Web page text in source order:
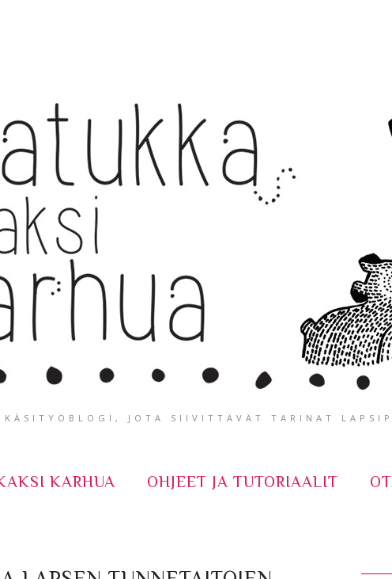
KÄSITYÖBLOGI, JOTA SIIVITTÄVÄT TARINAT
KARHUA OHJEET JA TUTORIAALIT